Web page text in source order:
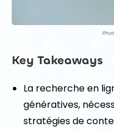
Key Takeaways
La recherche en
génératives,
stratégies de